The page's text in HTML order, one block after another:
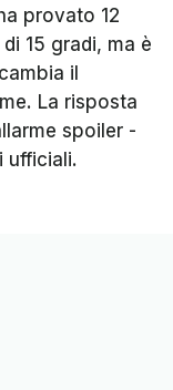
provato 12
15 gradi, ma è
il
La risposta
spoiler -
ufficiali.